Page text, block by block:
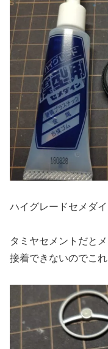
ハイグレードセメダイ
タミヤセメントだと
接着できないのでこれ